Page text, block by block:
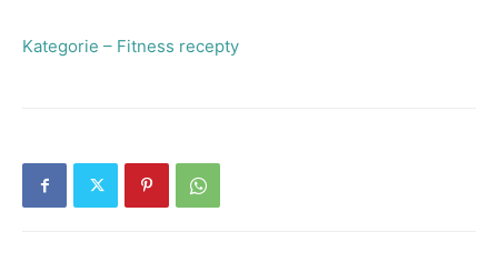
Kategorie – Fitness recepty